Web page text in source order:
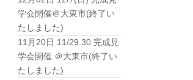
学会開催＠大東市(終了い
たしました)
11月20日 11/29.30 完成見
学会開催 ＠大東市(終了い
たしました)